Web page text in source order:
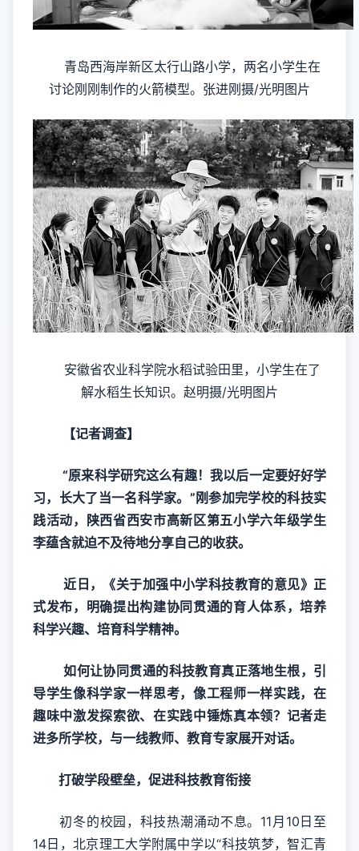
青岛西海岸新区太行山路小学，两名小学生在
讨论刚刚制作的火箭模型。张进刚摄/光明图片
安徽省农业科学院水稻试验田里，小学生在了
解水稻生长知识。赵明摄/光明图片
【记者调查】
“原来科学研究这么有趣！我以后一定要好好学
习，长大了当一名科学家。”刚参加完学校的科技实
践活动，陕西省西安市高新区第五小学六年级学生
李蕴含就迫不及待地分享自己的收获。
近日，《关于加强中小学科技教育的意见》正
式发布，明确提出构建协同贯通的育人体系，培养
科学兴趣、培育科学精神。
如何让协同贯通的科技教育真正落地生根，引
导学生像科学家一样思考，像工程师一样实践，在
趣味中激发探索欲、在实践中锤炼真本领？记者走
进多所学校，与一线教师、教育专家展开对话。
打破学段壁垒，促进科技教育衔接
初冬的校园，科技热潮涌动不息。11月10日至
14日，北京理工大学附属中学以“科技筑梦，智汇青